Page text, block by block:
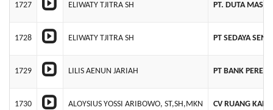
1727 ELIWATY TJITRA SH PT. DUTA MAS
1728 ELIWATY TJITRA SH PT SEDAYA
1729 LILIS AENUN JARIAH PT BANK
1730 ALOYSIUS YOSSI ARIBOWO, ST,SH,MKN CV RUANG